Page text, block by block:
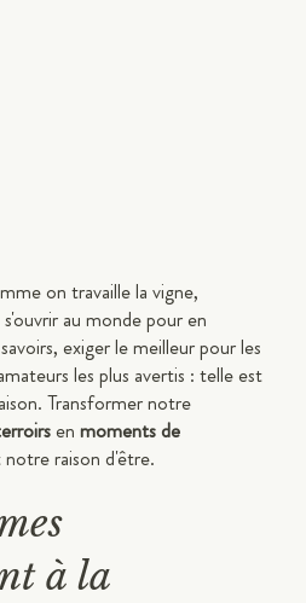
on travaille la vigne,
au monde pour en
exiger le meilleur pour les
les plus avertis : telle est
Transformer notre
en moments de
notre raison d'être.
à la